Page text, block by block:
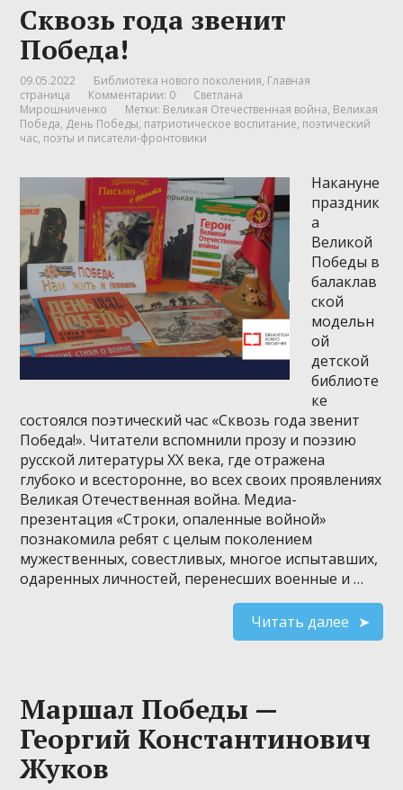
Сквозь года звенит
Победа!
09.05.2022 Библиотека нового поколения, Главная
страница
Комментарии: 0
Светлана
Мирошниченко
Метки: Великая Отечественная война, Великая
Победа, День Победы, патриотическое воспитание, поэтический
час, поэты и писатели-фронтовики
Накануне
праздник
а
Великой
Победы в
балаклав
ской
модельн
ой
детской
библиоте
ке
состоялся поэтический час «Сквозь года звенит
Победа!». Читатели вспомнили прозу и поэзию
русской литературы XX века, где отражена
глубоко и всесторонне, во всех своих проявлениях
Великая Отечественная война. Медиа-
презентация «Строки, опаленные войной»
познакомила ребят с целым поколением
мужественных, совестливых, многое испытавших,
одаренных личностей, перенесших военные и …
Читать далее
Маршал Победы —
Георгий Константинович
Жуков